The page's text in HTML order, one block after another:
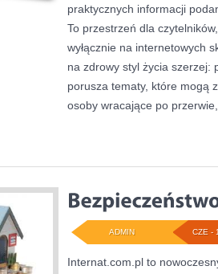
praktycznych informacji
To przestrzeń dla
wyłącznie na internetowych
na zdrowy styl życia szerzej:
porusza tematy, które mogą
osoby wracające po
CZE -
ADMIN
Internat.com.pl to